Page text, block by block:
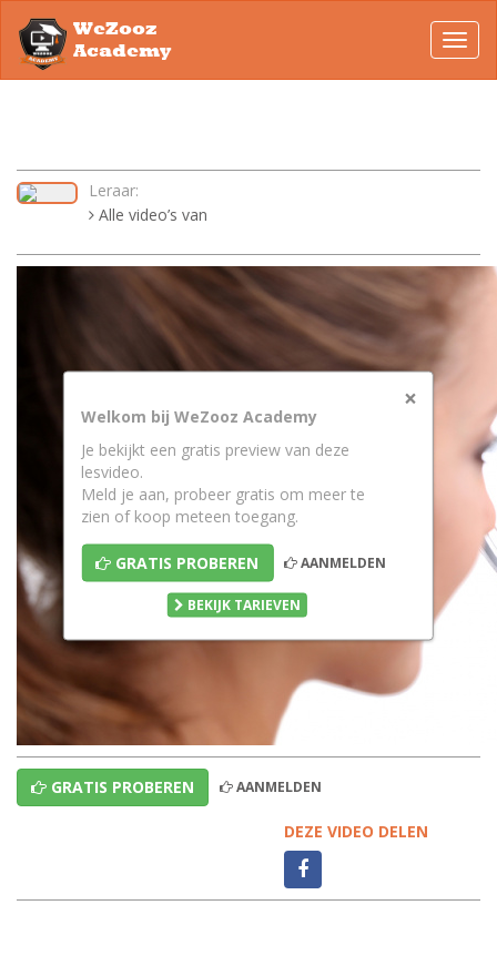
WeZooz
Academy
Leraar:
Alle video’s van
×
Welkom bij WeZooz Academy
Je bekijkt een gratis preview van deze
lesvideo.
Meld je aan, probeer gratis om meer te
zien of koop meteen toegang.
GRATIS PROBEREN AANMELDEN
BEKIJK TARIEVEN
GRATIS PROBEREN AANMELDEN
DEZE VIDEO DELEN